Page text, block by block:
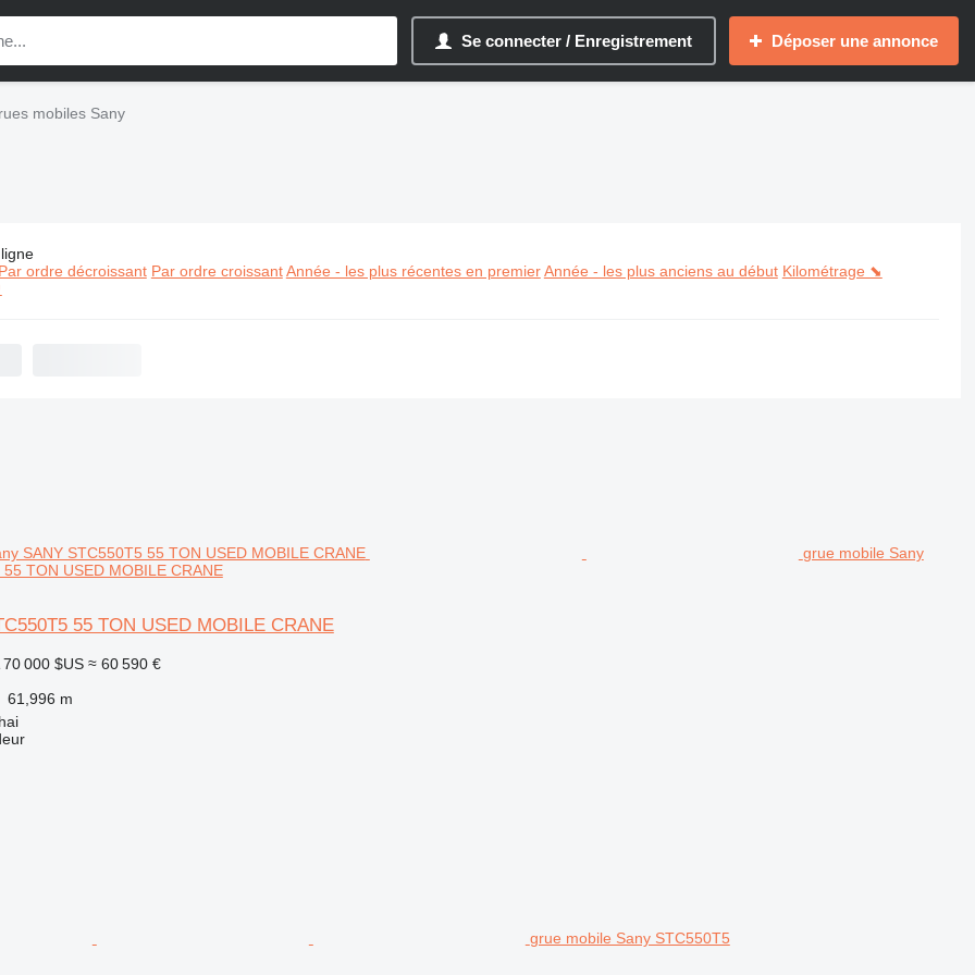
Se connecter / Enregistrement Déposer une annonce
mobiles Sany
Grues mobiles Sany
Par ordre décroissant Par ordre croissant Année - les plus récentes en premier Année - les plus anciens au début Kilométrage ⬊
grue mobile Sany
TON USED MOBILE CRANE
55 TON USED MOBILE CRANE
70 000 $US ≈ 60 590 €
61,996 m
grue mobile Sany STC550T5